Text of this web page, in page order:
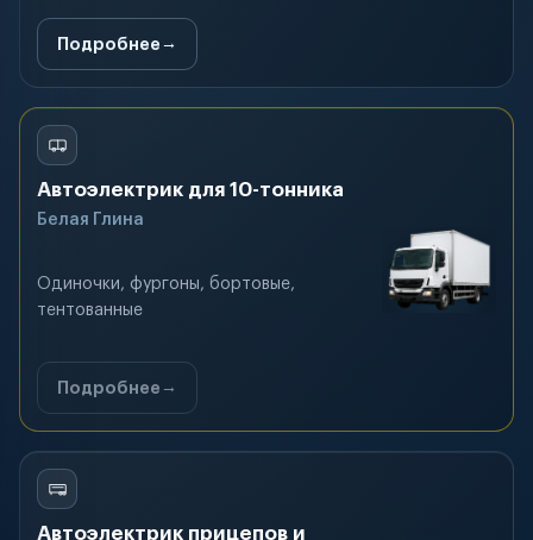
Подробнее
Автоэлектрик для 10-тонника
Белая Глина
Одиночки, фургоны, бортовые,
тентованные
Подробнее
Автоэлектрик прицепов и